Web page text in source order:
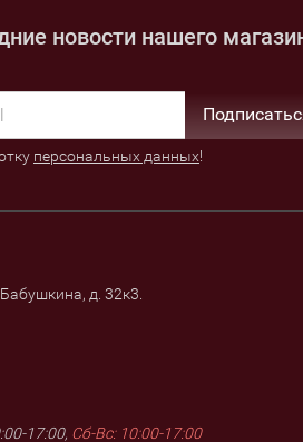
новости нашего
персональных данных!
д. 32к3.
17:00, Сб-Вс: 10:00-17:00